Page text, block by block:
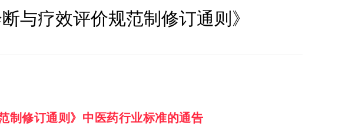
与疗效评价规范制修订通则》
制修订通则》中医药行业标准的通告